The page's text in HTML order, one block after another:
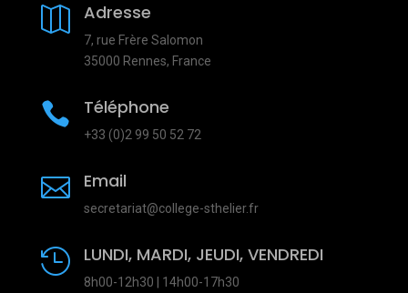
 Adresse
7, rue Frère Salomon
35000 Rennes, France
 Téléphone
+33 (0)2 99 50 52 72
 Email
secretariat@college-sthelier.fr
 LUNDI, MARDI, JEUDI, VENDREDI
8h00-12h30 | 14h00-17h30